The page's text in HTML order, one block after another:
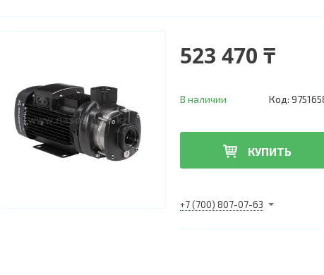
523 470 ₸
В наличии Код:
КУПИТЬ
+7 (700) 807-07-63